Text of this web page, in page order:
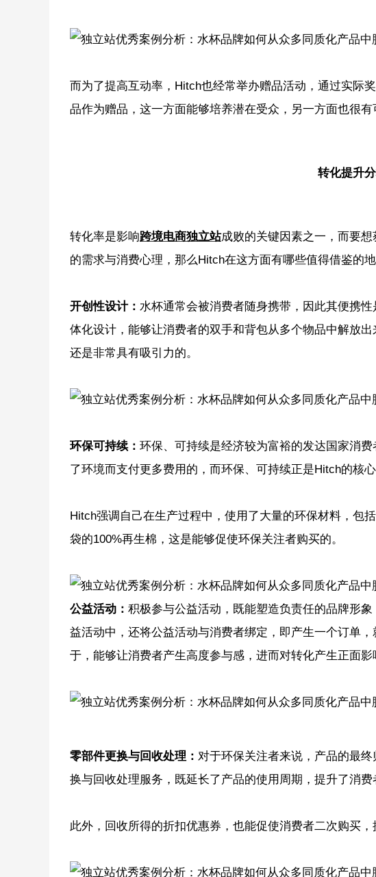
而为了提高互动率，Hitch也经常举办赠品活动，通过实际
品作为赠品，这一方面能够培养潜在受众，另一方面也很有
转化提升
转化率是影响跨境电商独立站成败的关键因素之一，而要
的需求与消费心理，那么Hitch在这方面有哪些值得借鉴的
开创性设计： 水杯通常会被消费者随身携带，因此其便携
体化设计，能够让消费者的双手和背包从多个物品中解放
还是非常具有吸引力的。
环保可持续： 环保、可持续是经济较为富裕的发达国家消
了环境而支付更多费用的，而环保、可持续正是Hitch的核心
Hitch强调自己在生产过程中，使用了大量的环保材料，包
袋的100%再生棉，这是能够促使环保关注者购买的。
公益活动： 积极参与公益活动，既能塑造负责任的品牌形
益活动中，还将公益活动与消费者绑定，即产生一个订单
于，能够让消费者产生高度参与感，进而对转化产生正面影
零部件更换与回收处理： 对于环保关注者来说，产品的最
换与回收处理服务，既延长了产品的使用周期，提升了消
此外，回收所得的折扣优惠券，也能促使消费者二次购买，